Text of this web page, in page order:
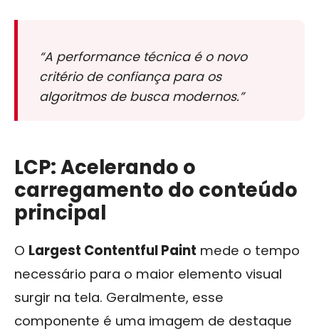
“A performance técnica é o novo
critério de confiança para os
algoritmos de busca modernos.”
LCP: Acelerando o
carregamento do conteúdo
principal
O Largest Contentful Paint mede o tempo
necessário para o maior elemento visual
surgir na tela. Geralmente, esse
componente é uma imagem de destaque